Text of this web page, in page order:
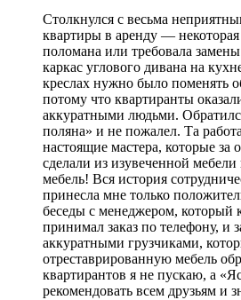
Столкнулся с весьма
квартиры в аренду —
поломана или требовала
каркас углового дивана на
креслах нужно было поменять
потому что квартиранты
аккуратными людьми.
поляна» и не пожалел. Та
настоящие мастера, которые за
сделали из изувеченной
мебель! Вся история
принесла мне только
беседы с менеджером, который
принимал заказ по телефону, и
аккуратными грузчиками,
отреставрированную мебель
квартирантов я не пускаю, а
рекомендовать всем друзьям и